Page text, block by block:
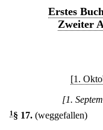
Erstes
Zweiter
[1.
[1.
1 § 17. (weggefallen)